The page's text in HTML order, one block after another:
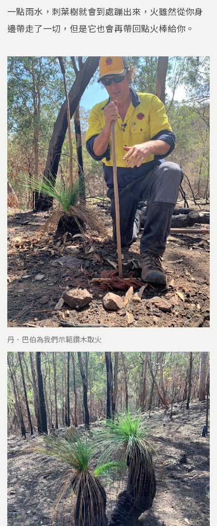
一點雨水，刺葉樹就會到處蹦出來，火雖然從你身
邊帶走了一切，但是它也會再帶回點火棒給你。
丹．巴伯為我們示範鑽木取火